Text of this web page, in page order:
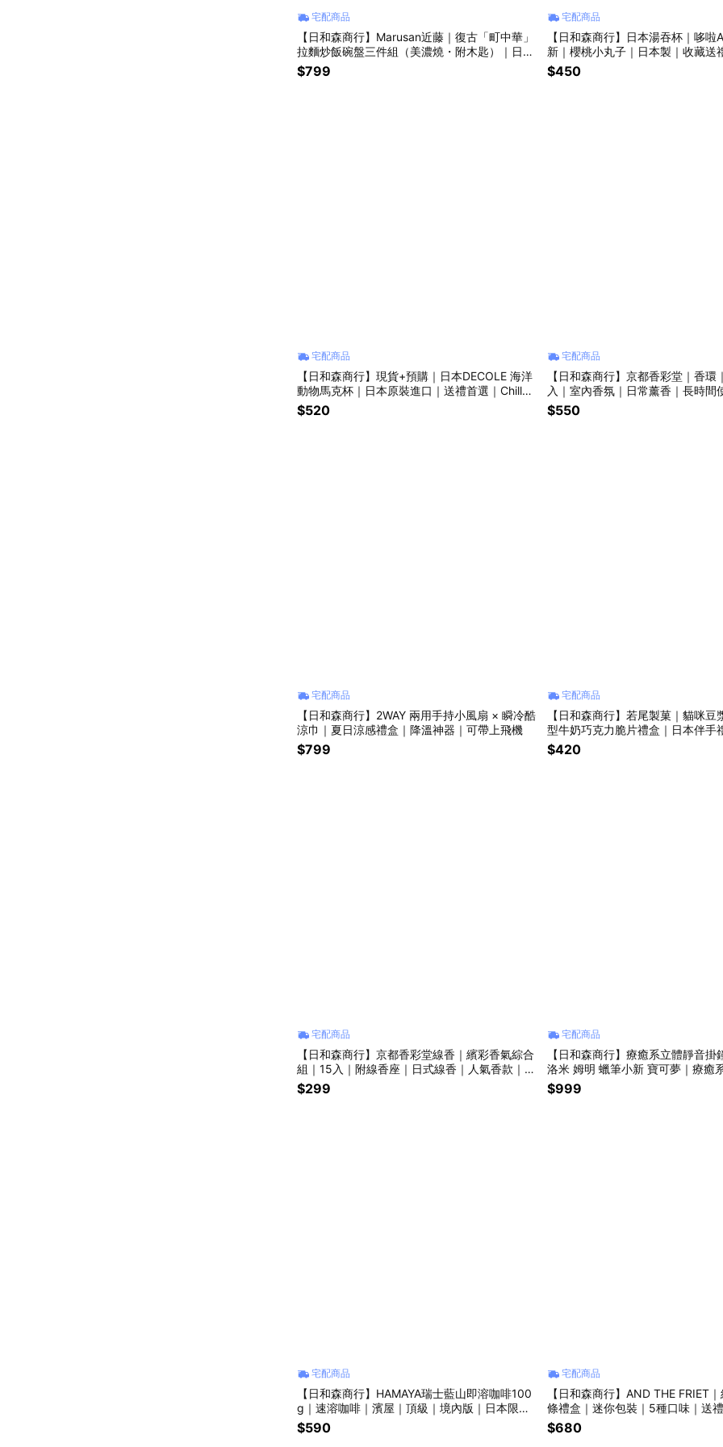
宅配商品
【日和森商行】Marusan近藤｜復古「町中華」
拉麵炒飯碗盤三件組（美濃燒・附木匙）｜日本
製
$799
宅配商品
【日和森商行】日本湯吞杯｜哆啦
新｜櫻桃小丸子｜日本製｜收藏送
$450
宅配商品
【日和森商行】現貨+預購｜日本DECOLE 海洋
動物馬克杯｜日本原裝進口｜送禮首選｜Chill｜
POTTERI MUG」（ぽってりマグ） 系列
$520
宅配商品
【日和森商行】京都香彩堂｜香環
入｜室內香氛｜日常薰香｜長時間
選
$550
宅配商品
【日和森商行】2WAY 兩用手持小風扇 × 瞬冷酷
涼巾｜夏日涼感禮盒｜降溫神器｜可帶上飛機
$799
宅配商品
【日和森商行】若尾製菓｜貓咪豆
型牛奶巧克力脆片禮盒｜日本伴手
$420
宅配商品
【日和森商行】京都香彩堂線香｜繽彩香氣綜合
組｜15入｜附線香座｜日式線香｜人氣香款｜室
內香氛
$299
宅配商品
【日和森商行】療癒系立體靜音掛
洛米 姆明 蠟筆小新 寶可夢｜療癒
$999
宅配商品
【日和森商行】HAMAYA瑞士藍山即溶咖啡100
g｜速溶咖啡｜濱屋｜頂級｜境內版｜日本限定
｜冷釀
$590
宅配商品
【日和森商行】AND THE FRIET
條禮盒｜迷你包裝｜5種口味｜送
原裝進口
$680